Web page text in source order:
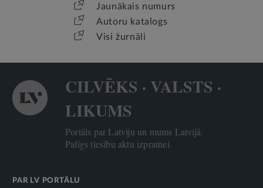
Jaunākais numurs
Autoru katalogs
Visi žurnāli
CILVĒKS · VALSTS ·
LIKUMS
Portāls par Latviju un mums Latvijā.
Palīgs tiesību aktu izpratnei.
PAR LV PORTĀLU